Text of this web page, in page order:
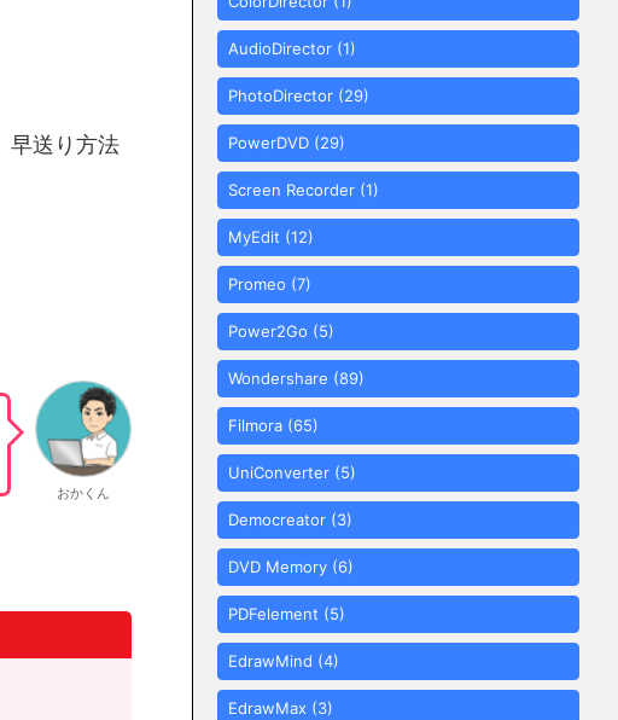
早送り方法
おかくん
AudioDirector (1)
PhotoDirector (29)
PowerDVD (29)
Screen Recorder (1)
MyEdit (12)
Promeo (7)
Power2Go (5)
Wondershare (89)
Filmora (65)
UniConverter (5)
Democreator (3)
DVD Memory (6)
PDFelement (5)
EdrawMind (4)
EdrawMax (3)